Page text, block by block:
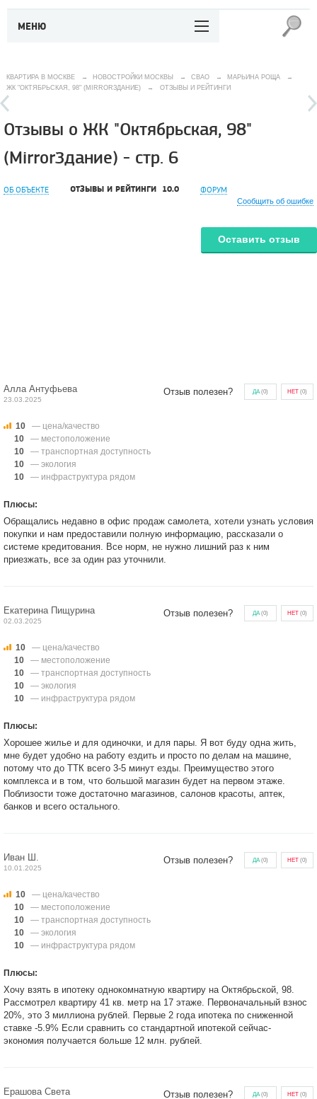
МЕНЮ
КВАРТИРА В МОСКВЕ → НОВОСТРОЙКИ МОСКВЫ → СВАО → МАРЬИНА РОЩА
→
ЖК "ОКТЯБРЬСКАЯ, 98" (MIRRORЗДАНИЕ)
→ ОТЗЫВЫ И РЕЙТИНГИ
Отзывы о ЖК "Октябрьская, 98"
(MirrorЗдание) - стр. 6
ОБ ОБЪЕКТЕ ОТЗЫВЫ И РЕЙТИНГИ 10.0 ФОРУМ
Сообщить об ошибке
Оставить отзыв
Алла Антуфьева
23.03.2025
Отзыв полезен? ДА(0) НЕТ (0)
10
— цена/качество
10
— местоположение
10
— транспортная доступность
10
— экология
10
— инфраструктура рядом
Плюсы:
Обращались недавно в офис продаж самолета, хотели узнать условия
покупки и нам предоставили полную информацию, рассказали о
системе кредитования. Все норм, не нужно лишний раз к ним
приезжать, все за один раз уточнили.
Екатерина Пищурина
02.03.2025
Отзыв полезен? ДА(0) НЕТ (0)
10
— цена/качество
10
— местоположение
10
— транспортная доступность
10
— экология
10
— инфраструктура рядом
Плюсы:
Хорошее жилье и для одиночки, и для пары. Я вот буду одна жить,
мне будет удобно на работу ездить и просто по делам на машине,
потому что до ТТК всего 3-5 минут езды. Преимущество этого
комплекса и в том, что большой магазин будет на первом этаже.
Поблизости тоже достаточно магазинов, салонов красоты, аптек,
банков и всего остального.
Иван Ш.
10.01.2025
Отзыв полезен? ДА(0) НЕТ (0)
10
— цена/качество
10
— местоположение
10
— транспортная доступность
10
— экология
10
— инфраструктура рядом
Плюсы:
Хочу взять в ипотеку однокомнатную квартиру на Октябрьской, 98.
Рассмотрел квартиру 41 кв. метр на 17 этаже. Первоначальный взнос
20%, это 3 миллиона рублей. Первые 2 года ипотека по сниженной
ставке -5.9% Если сравнить со стандартной ипотекой сейчас-
экономия получается больше 12 млн. рублей.
Ерашова Света Отзыв полезен? ДА(0) НЕТ (0)